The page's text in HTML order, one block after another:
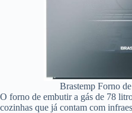
Brastemp Forno
O forno de embutir a gás de 78
cozinhas que já contam com